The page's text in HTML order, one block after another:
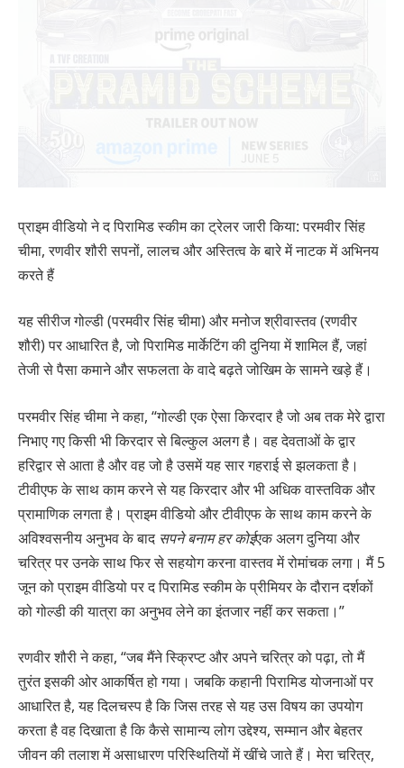
प्राइम वीडियो ने द पिरामिड स्कीम का ट्रेलर जारी किया: परमवीर सिंह
चीमा, रणवीर शौरी सपनों, लालच और अस्तित्व के बारे में नाटक में अभिनय
करते हैं
यह सीरीज गोल्डी (परमवीर सिंह चीमा) और मनोज श्रीवास्तव (रणवीर
शौरी) पर आधारित है, जो पिरामिड मार्केटिंग की दुनिया में शामिल हैं, जहां
तेजी से पैसा कमाने और सफलता के वादे बढ़ते जोखिम के सामने खड़े हैं।
परमवीर सिंह चीमा ने कहा, “गोल्डी एक ऐसा किरदार है जो अब तक मेरे द्वारा
निभाए गए किसी भी किरदार से बिल्कुल अलग है। वह देवताओं के द्वार
हरिद्वार से आता है और वह जो है उसमें यह सार गहराई से झलकता है।
टीवीएफ के साथ काम करने से यह किरदार और भी अधिक वास्तविक और
प्रामाणिक लगता है। प्राइम वीडियो और टीवीएफ के साथ काम करने के
अविश्वसनीय अनुभव के बाद सपने बनाम हर कोईएक अलग दुनिया और
चरित्र पर उनके साथ फिर से सहयोग करना वास्तव में रोमांचक लगा। मैं 5
जून को प्राइम वीडियो पर द पिरामिड स्कीम के प्रीमियर के दौरान दर्शकों
को गोल्डी की यात्रा का अनुभव लेने का इंतजार नहीं कर सकता।”
रणवीर शौरी ने कहा, “जब मैंने स्क्रिप्ट और अपने चरित्र को पढ़ा, तो मैं
तुरंत इसकी ओर आकर्षित हो गया। जबकि कहानी पिरामिड योजनाओं पर
आधारित है, यह दिलचस्प है कि जिस तरह से यह उस विषय का उपयोग
करता है वह दिखाता है कि कैसे सामान्य लोग उद्देश्य, सम्मान और बेहतर
जीवन की तलाश में असाधारण परिस्थितियों में खींचे जाते हैं। मेरा चरित्र,